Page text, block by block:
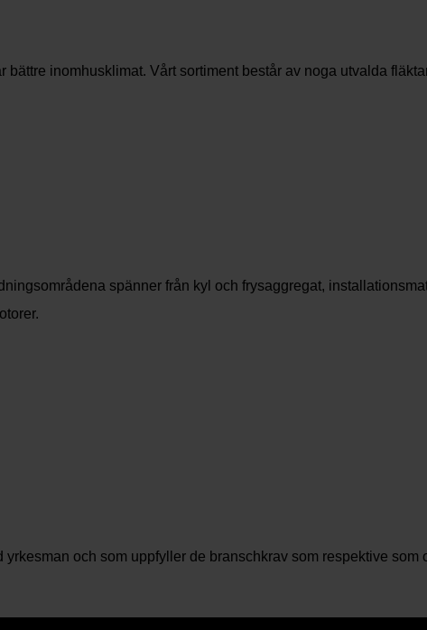
inomhusklimat. Vårt sortiment består av noga utvalda
spänner från kyl och frysaggregat,
och som uppfyller de branschkrav som respektive som